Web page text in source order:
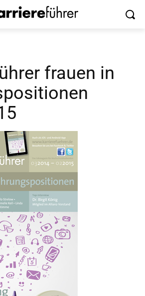
frauen in